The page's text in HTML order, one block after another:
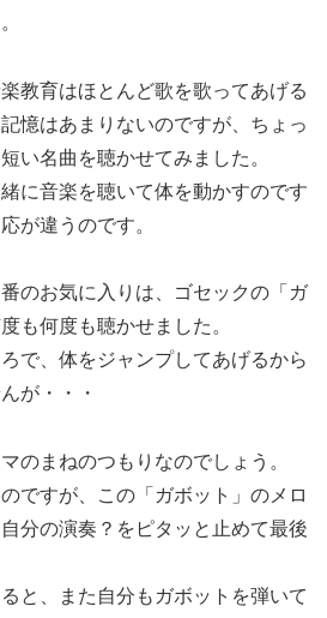
教育はほとんど歌を歌ってあげる
憶はあまりないのですが、ちょっ
い名曲を聴かせてみました。
に音楽を聴いて体を動かすのです
が違うのです。
のお気に入りは、ゴセックの「ガ
も何度も聴かせました。
で、体をジャンプしてあげるから
が・・・
のまねのつもりなのでしょう。
ですが、この「ガボット」のメロ
分の演奏？をピタッと止めて最後
と、また自分もガボットを弾いて